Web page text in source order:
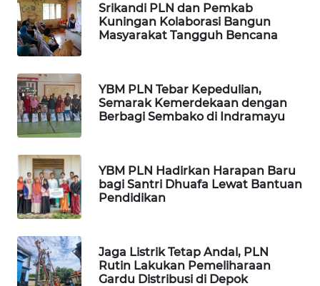
Srikandi PLN dan Pemkab
Kuningan Kolaborasi Bangun
Masyarakat Tangguh Bencana
YBM PLN Tebar Kepedulian,
Semarak Kemerdekaan dengan
Berbagi Sembako di Indramayu
YBM PLN Hadirkan Harapan Baru
bagi Santri Dhuafa Lewat Bantuan
Pendidikan
Jaga Listrik Tetap Andal, PLN
Rutin Lakukan Pemeliharaan
Gardu Distribusi di Depok
WN
NIAS
LANGKAT
WN
TAPANULI
WN
TANJUNG
LESUNG
WN
KARO